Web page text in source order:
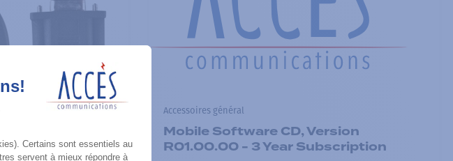
Accessoires général
Mobile Software CD, Version
R01.00.00 - 3 Year Subscription